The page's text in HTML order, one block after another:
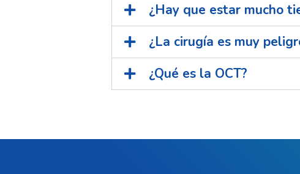
¿Hay que estar mucho
¿La cirugía es muy
¿Qué es la OCT?